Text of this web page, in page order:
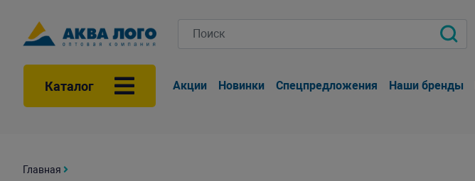
Каталог Акции Новинки Спецпредложения Наши бренды
Главная